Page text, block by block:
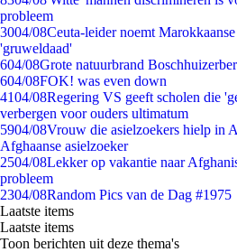
probleem
3004/08Ceuta-leider noemt
'gruweldaad'
604/08Grote natuurbrand
604/08FOK! was even down
4104/08Regering VS geeft scholen die
verbergen voor ouders ultimatum
5904/08Vrouw die asielzoekers hielp in
Afghaanse asielzoeker
2504/08Lekker op vakantie naar
probleem
2304/08Random Pics van de Dag #1975
Laatste items
Laatste items
Toon berichten uit deze thema's